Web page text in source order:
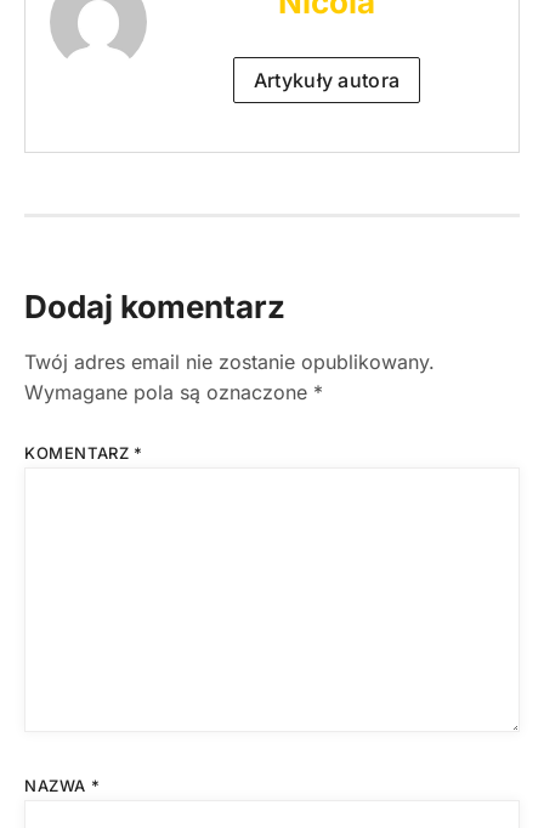
Artykuły autora
Dodaj komentarz
Twój adres email nie zostanie opublikowany.
Wymagane pola są oznaczone *
KOMENTARZ *
NAZWA *